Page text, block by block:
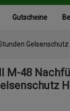
Gutscheine
M-48